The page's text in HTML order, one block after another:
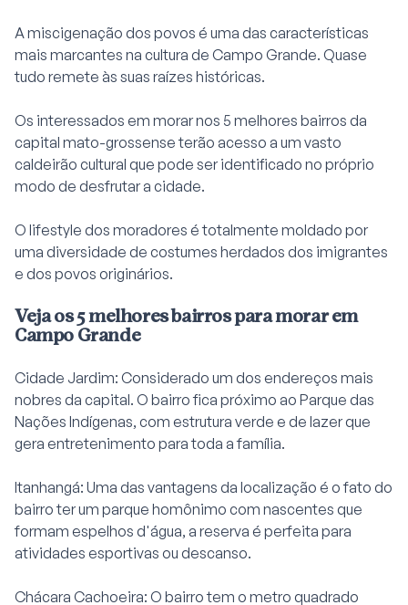
A miscigenação dos povos é uma das características
mais marcantes na cultura de Campo Grande. Quase
tudo remete às suas raízes históricas.
Os interessados em morar nos 5 melhores bairros da
capital mato-grossense terão acesso a um vasto
caldeirão cultural que pode ser identificado no próprio
modo de desfrutar a cidade.
O lifestyle dos moradores é totalmente moldado por
uma diversidade de costumes herdados dos imigrantes
e dos povos originários.
Veja os 5 melhores bairros para morar em
Campo Grande
Cidade Jardim: Considerado um dos endereços mais
nobres da capital. O bairro fica próximo ao Parque das
Nações Indígenas, com estrutura verde e de lazer que
gera entretenimento para toda a família.
Itanhangá: Uma das vantagens da localização é o fato do
bairro ter um parque homônimo com nascentes que
formam espelhos d'água, a reserva é perfeita para
atividades esportivas ou descanso.
Chácara Cachoeira: O bairro tem o metro quadrado